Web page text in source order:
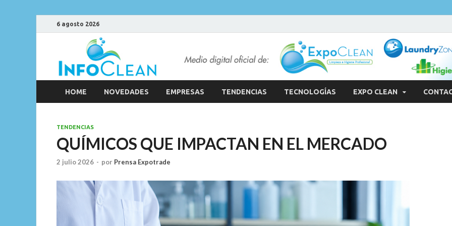
6 agosto 2026
HOME NOVEDADES EMPRESAS TENDENCIAS TECNOLOGÍAS EXPO CLEAN
TENDENCIAS
QUÍMICOS QUE IMPACTAN EN EL MERCADO
2 julio 2026 - por Prensa Expotrade